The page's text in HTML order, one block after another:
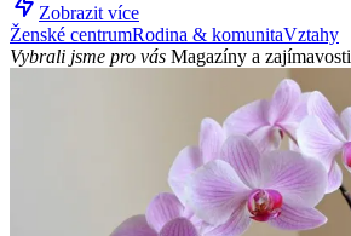
Zobrazit více
Ženské centrumRodina & komunitaVztahy
Vybrali jsme pro vás Magazíny a zajímavosti